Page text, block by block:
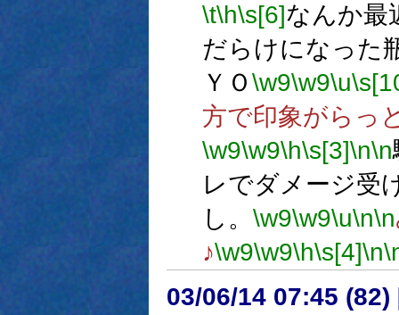
\t\h\s[6]なんか最
だらけになった
ＹＯ\w9\w9\u
方で印象がらっ
\w9\w9\h\s[3]\n\n
レでダメージ受
し。 \w9\w9\u\n\n
♪\w9\w9\h\s[4]\n
03/06/14 07:45 (82)